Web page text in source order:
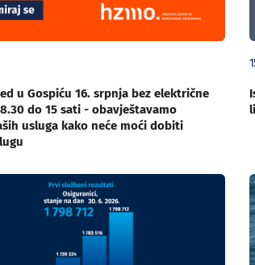
u Gospiću 16. srpnja bez električne
do 15 sati - obavještavamo
usluga kako neće moći dobiti